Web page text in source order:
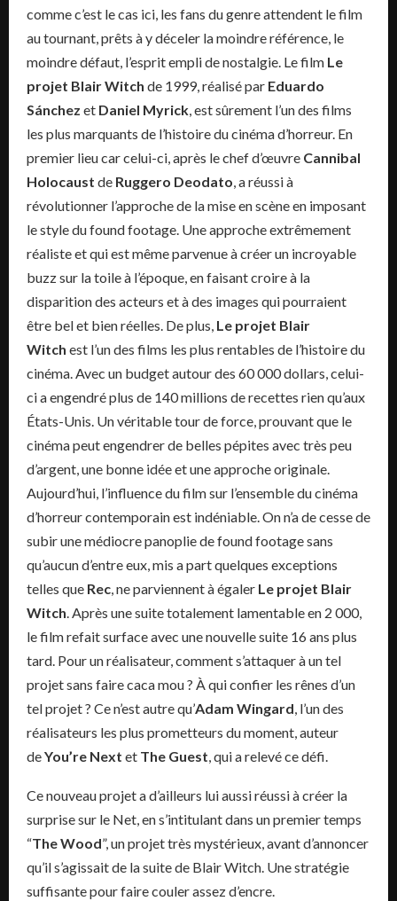
comme c’est le cas ici, les fans du genre attendent le film
au tournant, prêts à y déceler la moindre référence, le
moindre défaut, l’esprit empli de nostalgie. Le film Le
projet Blair Witch de 1999, réalisé par Eduardo
Sánchez et Daniel Myrick, est sûrement l’un des films
les plus marquants de l’histoire du cinéma d’horreur. En
premier lieu car celui-ci, après le chef d’œuvre Cannibal
Holocaust de Ruggero Deodato, a réussi à
révolutionner l’approche de la mise en scène en imposant
le style du found footage. Une approche extrêmement
réaliste et qui est même parvenue à créer un incroyable
buzz sur la toile à l’époque, en faisant croire à la
disparition des acteurs et à des images qui pourraient
être bel et bien réelles. De plus, Le projet Blair
Witch est l’un des films les plus rentables de l’histoire du
cinéma. Avec un budget autour des 60 000 dollars, celui-
ci a engendré plus de 140 millions de recettes rien qu’aux
États-Unis. Un véritable tour de force, prouvant que le
cinéma peut engendrer de belles pépites avec très peu
d’argent, une bonne idée et une approche originale.
Aujourd’hui, l’influence du film sur l’ensemble du cinéma
d’horreur contemporain est indéniable. On n’a de cesse de
subir une médiocre panoplie de found footage sans
qu’aucun d’entre eux, mis a part quelques exceptions
telles que Rec, ne parviennent à égaler Le projet Blair
Witch. Après une suite totalement lamentable en 2 000,
le film refait surface avec une nouvelle suite 16 ans plus
tard. Pour un réalisateur, comment s’attaquer à un tel
projet sans faire caca mou ? À qui confier les rênes d’un
tel projet ? Ce n’est autre qu’Adam Wingard, l’un des
réalisateurs les plus prometteurs du moment, auteur
deYou’re Next et The Guest, qui a relevé ce défi.
Ce nouveau projet a d’ailleurs lui aussi réussi à créer la
surprise sur le Net, en s’intitulant dans un premier temps
“The Wood”, un projet très mystérieux, avant d’annoncer
qu’il s’agissait de la suite de Blair Witch. Une stratégie
suffisante pour faire couler assez d’encre.